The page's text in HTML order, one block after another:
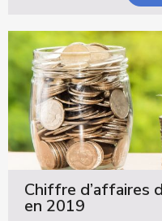
Chiffre d’affaires
en 2019